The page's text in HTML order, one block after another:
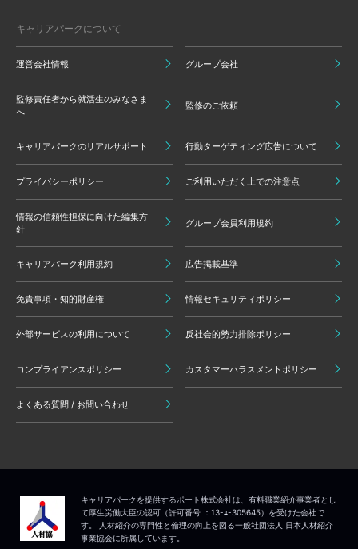
キャリアパークについて
運営会社情報 グループ会社
監修責任者から就活生のみなさま
へ
監修のご依頼
キャリアパークのリアルサポート 行動ターゲティング広告について
プライバシーポリシー ご利用いただく上での注意点
情報の信頼性担保に向けた編集方
針
グループ会員利用規約
キャリアパーク利用規約 広告掲載基準
免責事項・知的財産権 情報セキュリティポリシー
外部サービスの利用について 反社会的勢力排除ポリシー
コンプライアンスポリシー カスタマーハラスメントポリシー
よくある質問 / お問い合わせ